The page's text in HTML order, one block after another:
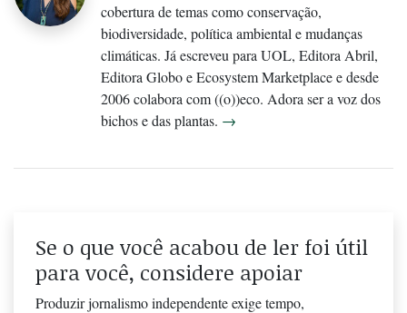
cobertura de temas como conservação,
biodiversidade, política ambiental e mudanças
climáticas. Já escreveu para UOL, Editora Abril,
Editora Globo e Ecosystem Marketplace e desde
2006 colabora com ((o))eco. Adora ser a voz dos
bichos e das plantas. →
Se o que você acabou de ler foi útil
para você, considere apoiar
Produzir jornalismo independente exige tempo,